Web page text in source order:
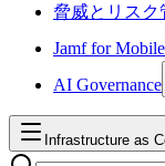
脅威とリスク
Jamf for Mobile
AI Governance
Infrastructure as